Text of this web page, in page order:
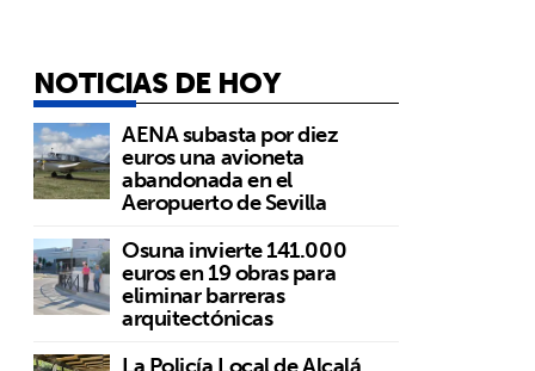
NOTICIAS DE HOY
AENA subasta por diez
euros una avioneta
abandonada en el
Aeropuerto de Sevilla
Osuna invierte 141.000
euros en 19 obras para
eliminar barreras
arquitectónicas